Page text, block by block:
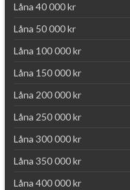
Låna 40 000 kr
Låna 50 000 kr
Låna 100 000 kr
Låna 150 000 kr
Låna 200 000 kr
Låna 250 000 kr
Låna 300 000 kr
Låna 350 000 kr
Låna 400 000 kr